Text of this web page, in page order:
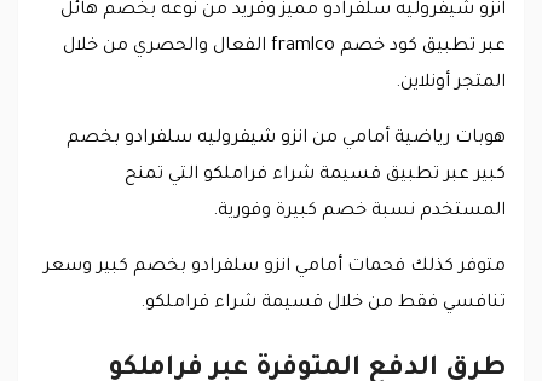
انزو شيفروليه سلفرادو مميز وفريد من نوعه بخصم هائل
عبر تطبيق كود خصم framlco الفعال والحصري من خلال
المتجر أونلاين.
هوبات رياضية أمامي من انزو شيفروليه سلفرادو بخصم
كبير عبر تطبيق قسيمة شراء فراملكو التي تمنح
المستخدم نسبة خصم كبيرة وفورية.
متوفر كذلك فحمات أمامي انزو سلفرادو بخصم كبير وسعر
تنافسي فقط من خلال قسيمة شراء فراملكو.
طرق الدفع المتوفرة عبر فراملكو